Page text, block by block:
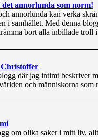
det annorlunda som norm!
annorlunda kan verka
i samhället. Med denna
bort alla inbillade troll
Christoffer
där jag intimt beskriver
och människorna som
om olika saker i mitt liv,